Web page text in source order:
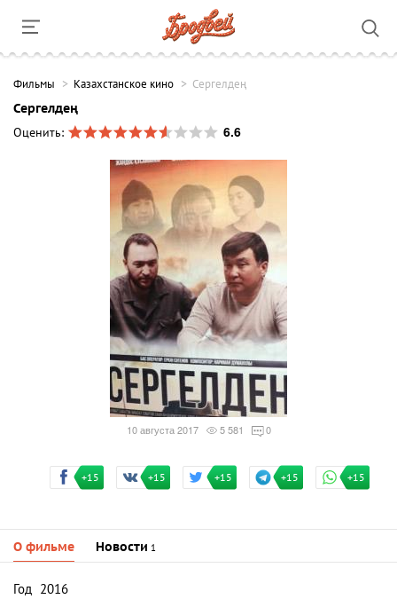
Фильмы Казахстанское кино Сергелдең
Сергелдең
Оценить:
6.6
10 августа 2017 5 581 0
+15 +15 +15 +15 +15
О фильме Новости 1
Год 2016